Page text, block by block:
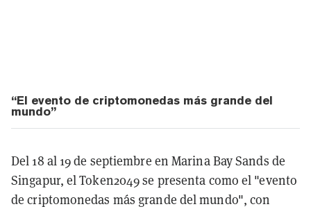
“El evento de criptomonedas más grande del
mundo”
Del 18 al 19 de septiembre en Marina Bay Sands de
Singapur, el Token2049 se presenta como el "evento
de criptomonedas más grande del mundo", con